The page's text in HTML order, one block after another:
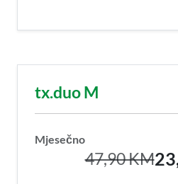
tx.duo M
Mjesečno
47,90 KM